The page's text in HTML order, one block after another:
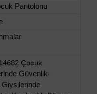
Pantolonu
Çocuk
Güvenlik-
Giysilerinde